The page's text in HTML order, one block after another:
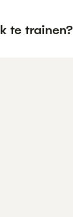
te trainen?